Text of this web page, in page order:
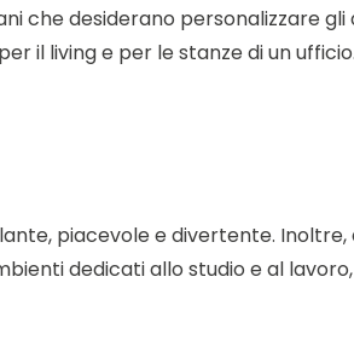
che desiderano personalizzare gli
il living e per le stanze di un ufficio.
piacevole e divertente. Inoltre,
dedicati allo studio e al